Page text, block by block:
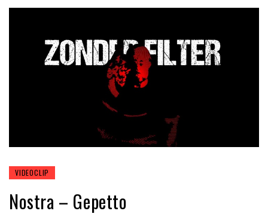
VIDEOCLIP
Nostra – Gepetto